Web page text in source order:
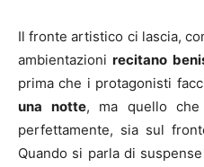
Il fronte artistico ci lascia,
ambientazionirecitano
prima che i protagonisti
una notte, ma quello che
perfettamente, sia sul
Quando si parla di